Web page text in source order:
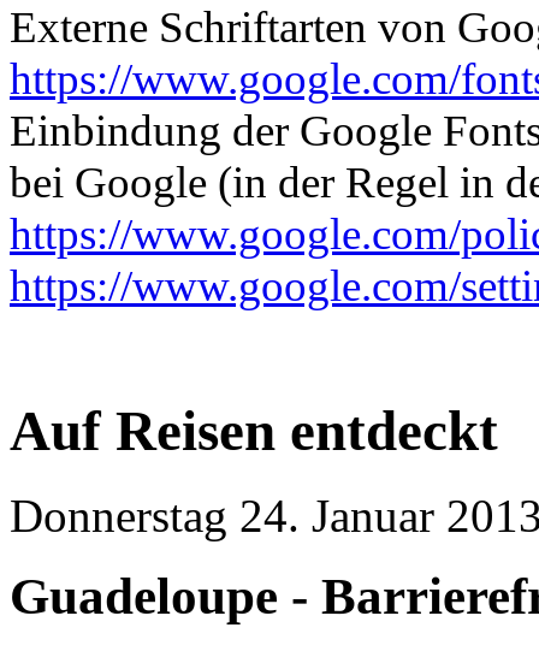
Externe Schriftarten von
https://www.google.com/
Einbindung der Google
bei Google (in der Regel in
https://www.google.com/
https://www.google.com/
Auf Reisen entdeckt
Donnerstag 24. Januar
Guadeloupe -